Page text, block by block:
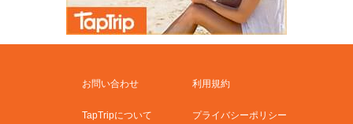
お問い合わせ 利用規約
TapTripについて プライバシーポリシー